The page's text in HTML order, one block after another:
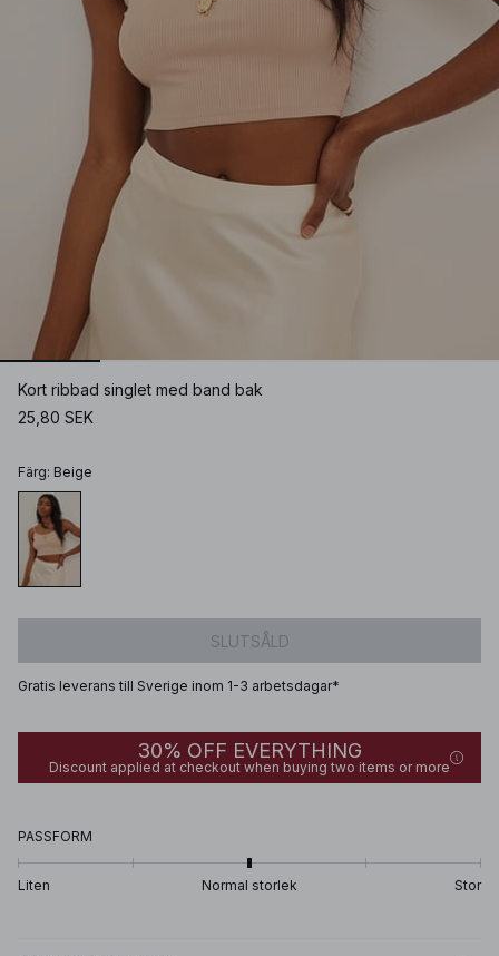
Kort ribbad singlet med band bak
25,80 SEK
Färg: Beige
SLUTSÅLD
Gratis leverans till Sverige inom 1-3 arbetsdagar*
30% OFF EVERYTHING
Discount applied at checkout when buying two items or more
PASSFORM
Liten Normal storlek Stor